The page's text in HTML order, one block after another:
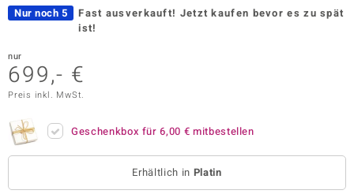
Nur noch 5 Fast ausverkauft! Jetzt kaufen bevor es zu spät
ist!
nur
699,- €
Preis inkl. MwSt.
Geschenkbox für6,00 € mitbestellen
Erhältlich in Platin